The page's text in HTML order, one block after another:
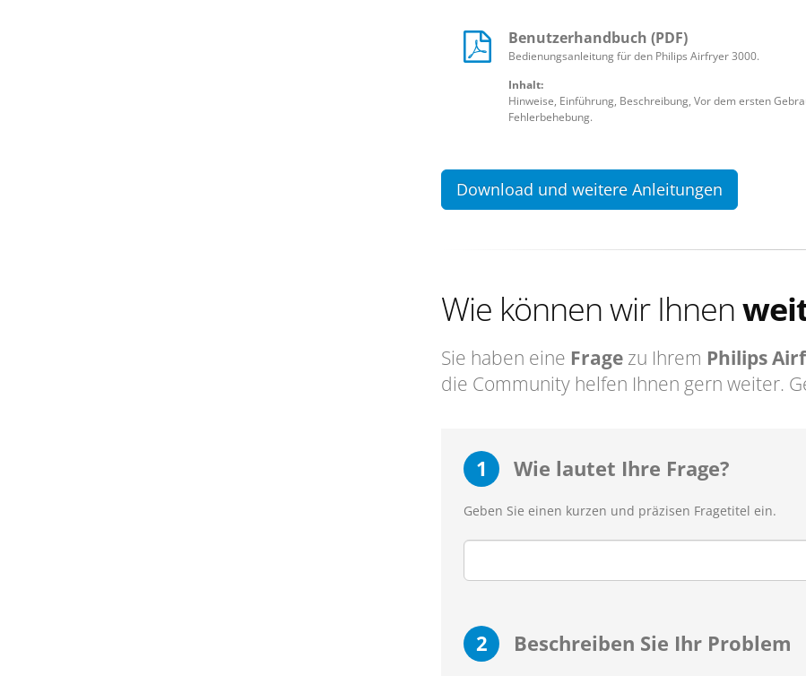
Benutzerhandbuch (PDF)
Bedienungsanleitung für den Philips Airfryer 3000.
Inhalt:
Hinweise, Einführung, Beschreibung, Vor dem ersten
Fehlerbehebung.
Download und weitere Anleitungen
Wie können wir Ihnen
Sie haben eine Frage zu Ihrem Philips
die Community helfen Ihnen gern weiter.
1 Wie lautet Ihre Frage?
Geben Sie einen kurzen und präzisen Fragetitel ein.
2 Beschreiben Sie Ihr Problem